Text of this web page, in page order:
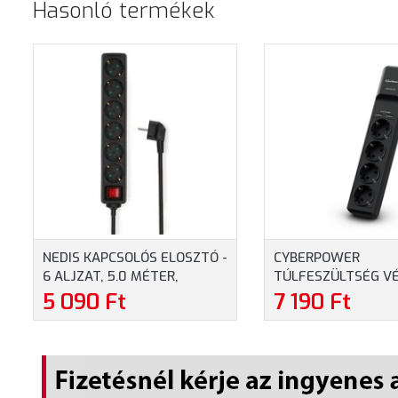
Hasonló termékek
NEDIS KAPCSOLÓS ELOSZTÓ -
6 ALJZAT, 5.0 MÉTER,
3680W, 16A (ESOC650F2BK)
5 090 Ft
CYBERPOWER
TÚLFESZÜLTSÉG
ELOSZTÓ - 4
TÖLTŐ 2 X 2.4A, 1.8
7 190 Ft